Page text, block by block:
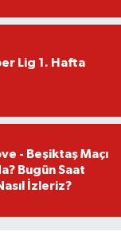
Lig 1. Hafta
- Beşiktaş Maçı
Bugün Saat
İzleriz?